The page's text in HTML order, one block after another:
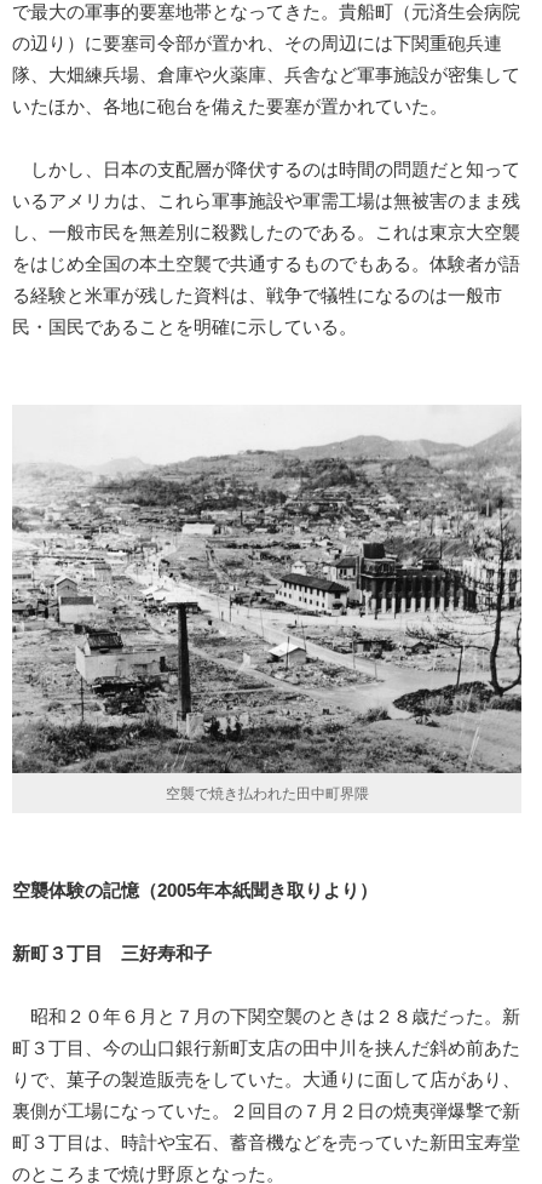
で最大の軍事的要塞地帯となってきた。貴船町（元済生会病院
の辺り）に要塞司令部が置かれ、その周辺には下関重砲兵連
隊、大畑練兵場、倉庫や火薬庫、兵舎など軍事施設が密集して
いたほか、各地に砲台を備えた要塞が置かれていた。
しかし、日本の支配層が降伏するのは時間の問題だと知って
いるアメリカは、これら軍事施設や軍需工場は無被害のまま残
し、一般市民を無差別に殺戮したのである。これは東京大空襲
をはじめ全国の本土空襲で共通するものでもある。体験者が語
る経験と米軍が残した資料は、戦争で犠牲になるのは一般市
民・国民であることを明確に示している。
空襲で焼き払われた田中町界隈
空襲体験の記憶（2005年本紙聞き取りより）
新町３丁目 三好寿和子
昭和２０年６月と７月の下関空襲のときは２８歳だった。新
町３丁目、今の山口銀行新町支店の田中川を挟んだ斜め前あた
りで、菓子の製造販売をしていた。大通りに面して店があり、
裏側が工場になっていた。２回目の７月２日の焼夷弾爆撃で新
町３丁目は、時計や宝石、蓄音機などを売っていた新田宝寿堂
のところまで焼け野原となった。